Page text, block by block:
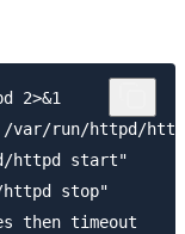
2>&1
/var/run/httpd/
httpd start"
stop"
then timeout